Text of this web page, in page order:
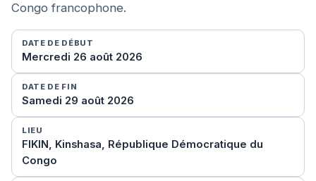
Congo francophone.
DATE DE DÉBUT
Mercredi 26 août 2026
DATE DE FIN
Samedi 29 août 2026
LIEU
FIKIN, Kinshasa, République Démocratique du
Congo